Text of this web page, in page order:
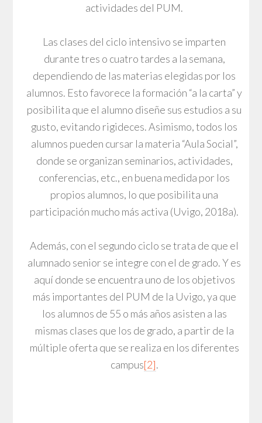
actividades del PUM.
Las clases del ciclo intensivo se imparten
durante tres o cuatro tardes a la semana,
dependiendo de las materias elegidas por los
alumnos. Esto favorece la formación “a la carta” y
posibilita que el alumno diseñe sus estudios a su
gusto, evitando rigideces. Asimismo, todos los
alumnos pueden cursar la materia “Aula Social”,
donde se organizan seminarios, actividades,
conferencias, etc., en buena medida por los
propios alumnos, lo que posibilita una
participación mucho más activa (Uvigo, 2018a).
Además, con el segundo ciclo se trata de que el
alumnado senior se integre con el de grado. Y es
aquí donde se encuentra uno de los objetivos
más importantes del PUM de la Uvigo, ya que
los alumnos de 55 o más años asisten a las
mismas clases que los de grado, a partir de la
múltiple oferta que se realiza en los diferentes
campus[2].